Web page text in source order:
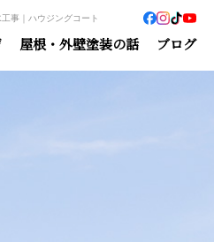
事｜ハウジングコート
屋根・外壁塗装の話 ブログ